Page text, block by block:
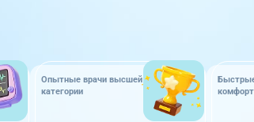
Опытные врачи высшей
категории